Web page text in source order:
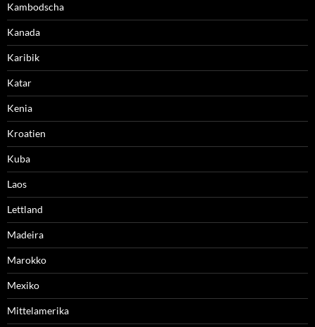
Kambodscha
Kanada
Karibik
Katar
Kenia
Kroatien
Kuba
Laos
Lettland
Madeira
Marokko
Mexiko
Mittelamerika